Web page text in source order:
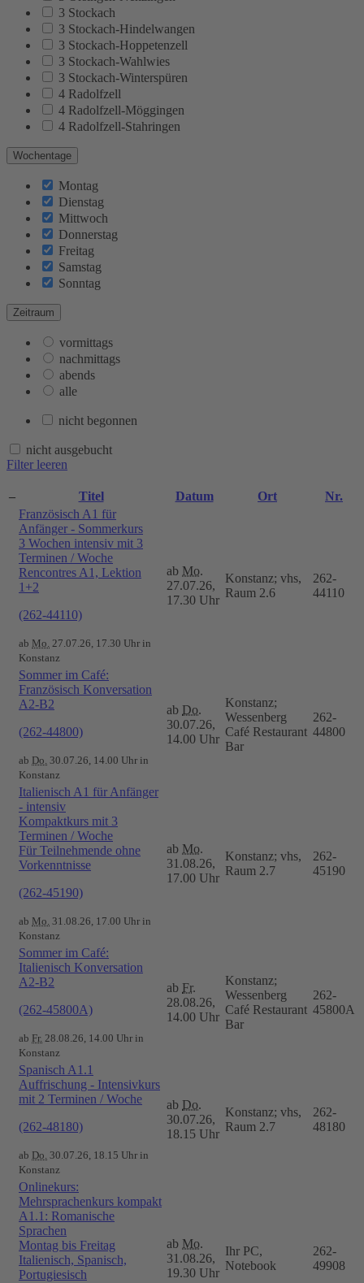
3 Stockach
3 Stockach-Hindelwangen
3 Stockach-Hoppetenzell
3 Stockach-Wahlwies
3 Stockach-Winterspüren
4 Radolfzell
4 Radolfzell-Möggingen
4 Radolfzell-Stahringen
Wochentage
Montag
Dienstag
Mittwoch
Donnerstag
Freitag
Samstag
Sonntag
Zeitraum
vormittags
nachmittags
abends
alle
nicht begonnen
nicht ausgebucht
Filter leeren
– Titel Datum Ort
Nr.
Französisch A1 für
Anfänger - Sommerkurs
3 Wochen intensiv mit 3
Terminen / Woche
Rencontres A1, Lektion
1+2
(262-44110)
ab Mo. 27.07.26, 17.30 Uhr in
Konstanz
ab Mo.
27.07.26,
17.30 Uhr
Konstanz; vhs,
Raum 2.6
262-
44110
Sommer im Café:
Französisch Konversation
A2-B2
(262-44800)
ab Do. 30.07.26, 14.00 Uhr in
Konstanz
ab Do.
30.07.26,
14.00 Uhr
Konstanz;
Wessenberg
Café Restaurant
Bar
262-
44800
Italienisch A1 für Anfänger
- intensiv
Kompaktkurs mit 3
Terminen / Woche
Für Teilnehmende ohne
Vorkenntnisse
(262-45190)
ab Mo. 31.08.26, 17.00 Uhr in
Konstanz
ab Mo.
31.08.26,
17.00 Uhr
Konstanz; vhs,
Raum 2.7
262-
45190
Sommer im Café:
Italienisch Konversation
A2-B2
(262-45800A)
ab Fr. 28.08.26, 14.00 Uhr in
Konstanz
ab Fr.
28.08.26,
14.00 Uhr
Konstanz;
Wessenberg
Café Restaurant
Bar
262-
45800A
Spanisch A1.1
Auffrischung - Intensivkurs
mit 2 Terminen / Woche
(262-48180)
ab Do. 30.07.26, 18.15 Uhr in
Konstanz
ab Do.
30.07.26,
18.15 Uhr
Konstanz; vhs,
Raum 2.7
262-
48180
Onlinekurs:
Mehrsprachenkurs kompakt
A1.1: Romanische
Sprachen
Montag bis Freitag
Italienisch, Spanisch,
Portugiesisch
ab Mo.
31.08.26,
19.30 Uhr
Ihr PC,
Notebook
262-
49908